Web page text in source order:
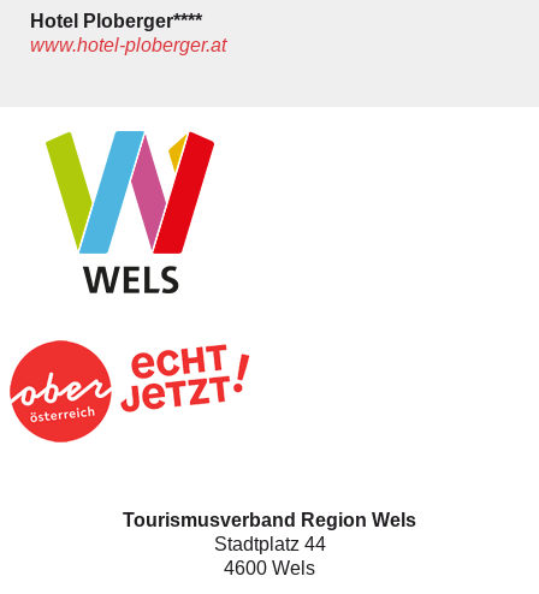
Hotel Ploberger****
www.hotel-ploberger.at
Tourismusverband Region Wels
Stadtplatz 44
4600 Wels